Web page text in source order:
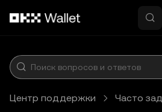
Центр поддержки Часто